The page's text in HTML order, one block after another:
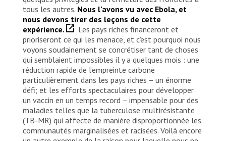
tous les autres. Nous l’avons vu avec Ebola, et
nous devons tirer des leçons de cette
expérience.
Les pays riches financeront et
prioriseront ce qui les menace, et c’est pourquoi nous
voyons soudainement se concrétiser tant de choses
qui semblaient impossibles il y a quelques mois : une
réduction rapide de l’empreinte carbone
particulièrement dans les pays riches – un énorme
défi; et les efforts spectaculaires pour développer
un vaccin en un temps record – impensable pour des
maladies telles que la tuberculose multirésistante
(TB-MR) qui affecte de manière disproportionnée les
communautés marginalisées et racisées. Voilà encore